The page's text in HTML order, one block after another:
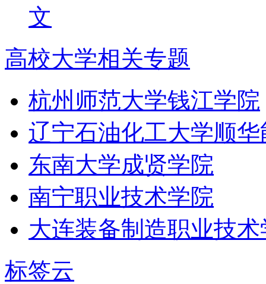
文
高校大学相关专题
杭州师范大学钱江学院
辽宁石油化工大学顺
东南大学成贤学院
南宁职业技术学院
大连装备制造职业技术
标签云